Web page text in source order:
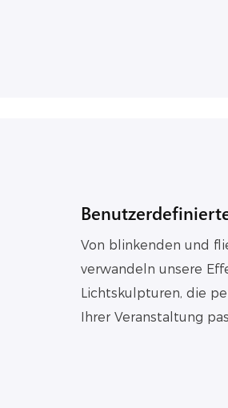
Von blinkenden und
verwandeln unsere
Lichtskulpturen, die
Ihrer Veranstaltung